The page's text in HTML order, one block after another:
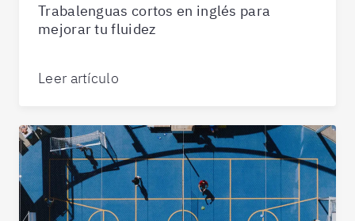
Trabalenguas cortos en inglés para
mejorar tu fluidez
Leer artículo